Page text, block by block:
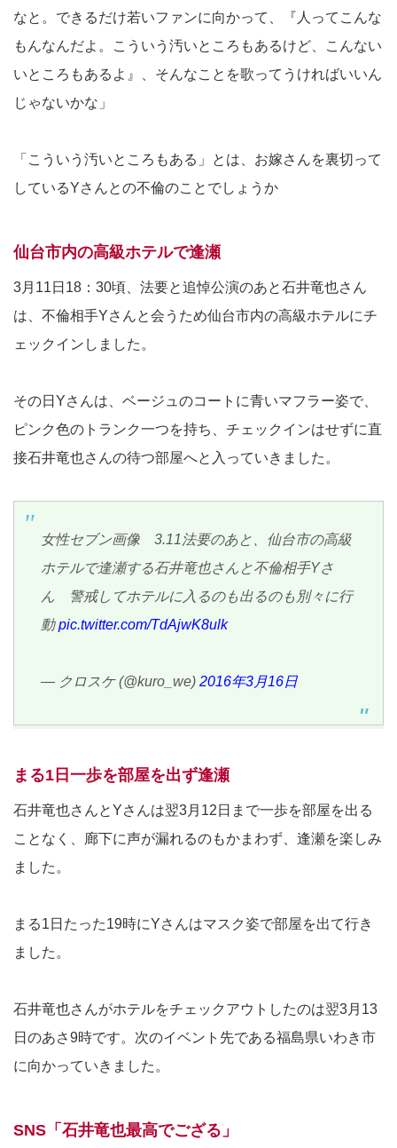
なと。できるだけ若いファンに向かって、『人ってこんな
もんなんだよ。こういう汚いところもあるけど、こんない
いところもあるよ』、そんなことを歌ってうければいいん
じゃないかな」
「こういう汚いところもある」とは、お嫁さんを裏切って
しているYさんとの不倫のことでしょうか
仙台市内の高級ホテルで逢瀬
3月11日18：30頃、法要と追悼公演のあと石井竜也さん
は、不倫相手Yさんと会うため仙台市内の高級ホテルにチ
ェックインしました。
その日Yさんは、ベージュのコートに青いマフラー姿で、
ピンク色のトランク一つを持ち、チェックインはせずに直
接石井竜也さんの待つ部屋へと入っていきました。
女性セブン画像 3.11法要のあと、仙台市の高級
ホテルで逢瀬する石井竜也さんと不倫相手Yさ
ん 警戒してホテルに入るのも出るのも別々に行
動pic.twitter.com/TdAjwK8ulk
— クロスケ (@kuro_we) 2016年3月16日
まる1日一歩を部屋を出ず逢瀬
石井竜也さんとYさんは翌3月12日まで一歩を部屋を出る
ことなく、廊下に声が漏れるのもかまわず、逢瀬を楽しみ
ました。
まる1日たった19時にYさんはマスク姿で部屋を出て行き
ました。
石井竜也さんがホテルをチェックアウトしたのは翌3月13
日のあさ9時です。次のイベント先である福島県いわき市
に向かっていきました。
SNS「石井竜也最高でござる」